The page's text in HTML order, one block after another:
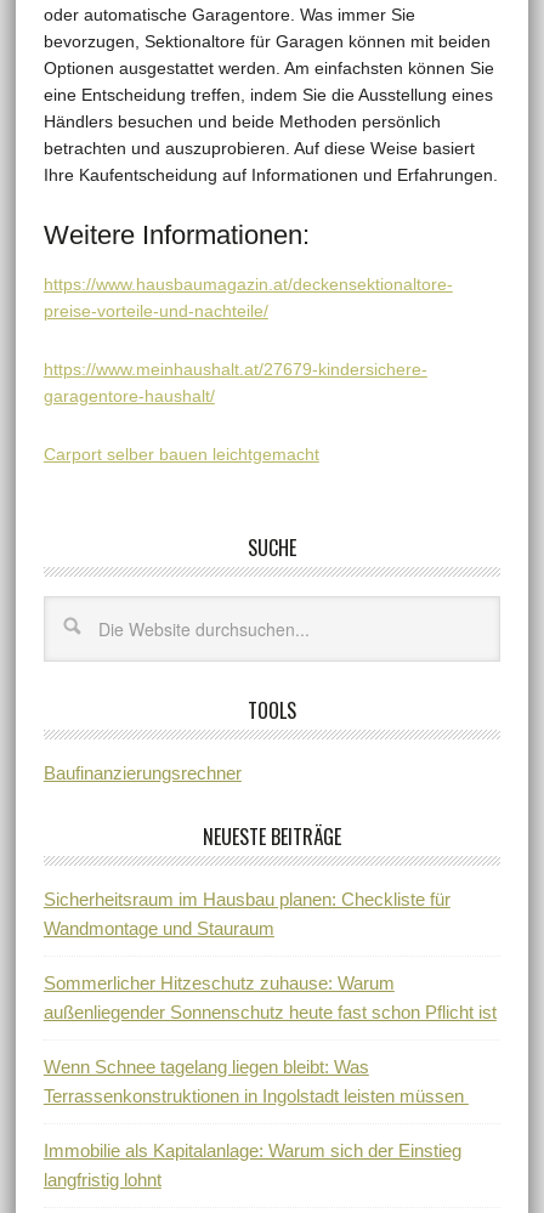
oder automatische Garagentore. Was immer Sie
bevorzugen, Sektionaltore für Garagen können mit beiden
Optionen ausgestattet werden. Am einfachsten können Sie
eine Entscheidung treffen, indem Sie die Ausstellung eines
Händlers besuchen und beide Methoden persönlich
betrachten und auszuprobieren. Auf diese Weise basiert
Ihre Kaufentscheidung auf Informationen und Erfahrungen.
Weitere Informationen:
https://www.hausbaumagazin.at/deckensektionaltore-
preise-vorteile-und-nachteile/
https://www.meinhaushalt.at/27679-kindersichere-
garagentore-haushalt/
Carport selber bauen leichtgemacht
SUCHE
TOOLS
Baufinanzierungsrechner
NEUESTE BEITRÄGE
Sicherheitsraum im Hausbau planen: Checkliste für
Wandmontage und Stauraum
Sommerlicher Hitzeschutz zuhause: Warum
außenliegender Sonnenschutz heute fast schon Pflicht ist
Wenn Schnee tagelang liegen bleibt: Was
Terrassenkonstruktionen in Ingolstadt leisten müssen
Immobilie als Kapitalanlage: Warum sich der Einstieg
langfristig lohnt